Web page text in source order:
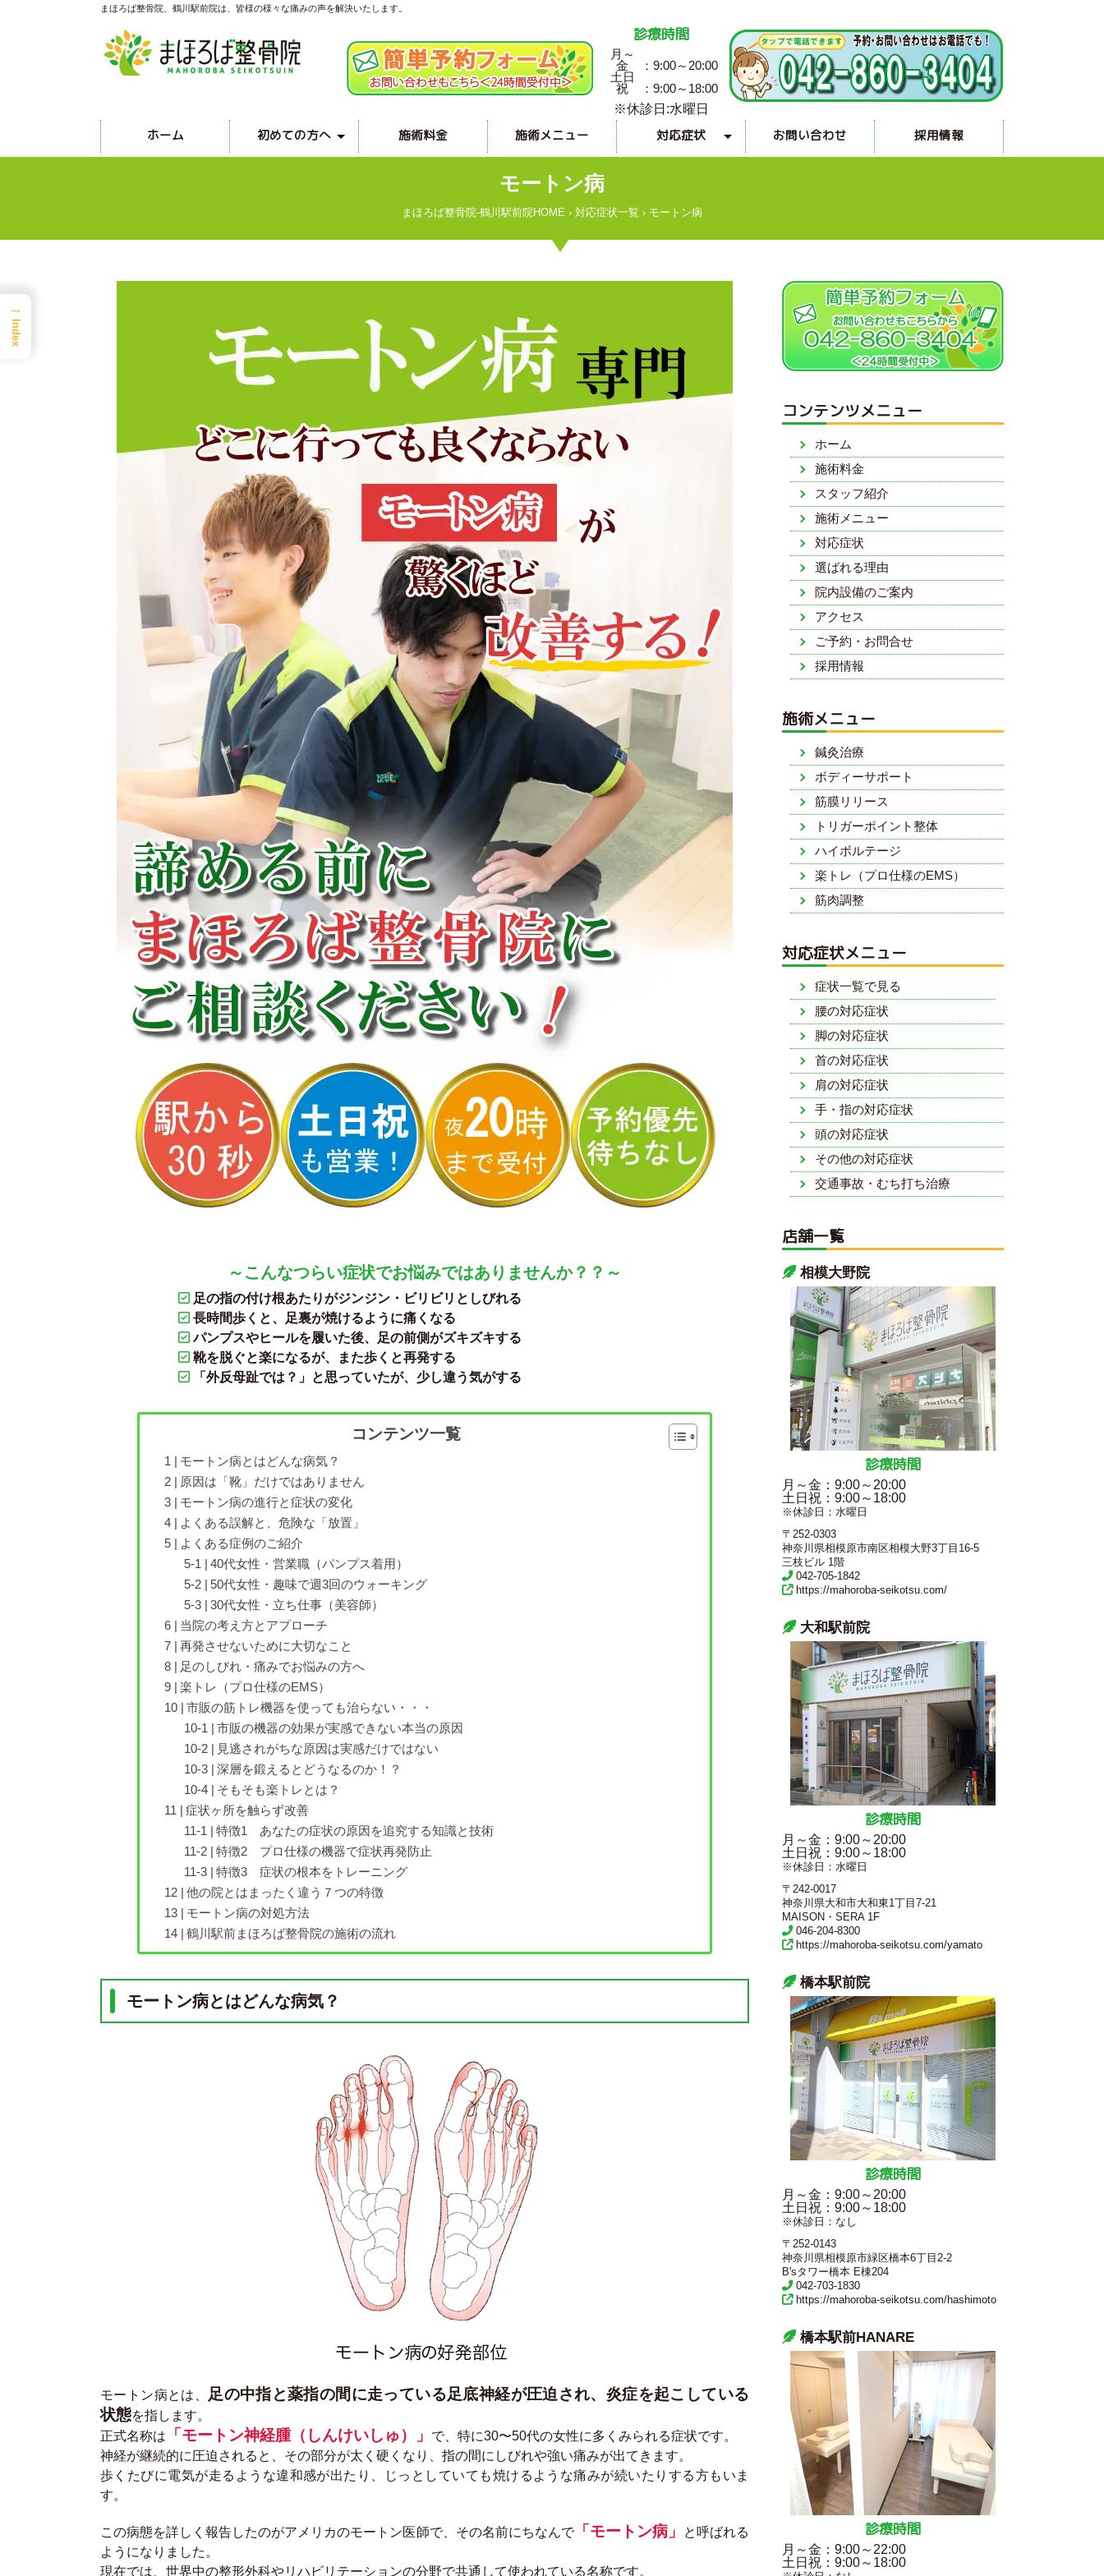
まほろば整骨院、鶴川駅前院は、皆様の様々な痛みの声を解決いたします。
診療時間
月～
金
：9:00～20:00
土日
祝
：9:00～18:00
※休診日:水曜日
ホーム
初めての方へ
施術料金 施術メニュー
対応症状
お問い合わせ 採用情報
モートン病
まほろば整骨院-鶴川駅前院HOME › 対応症状一覧 › モートン病
コンテンツメニュー
ホーム
施術料金
スタッフ紹介
施術メニュー
対応症状
選ばれる理由
院内設備のご案内
アクセス
ご予約・お問合せ
採用情報
施術メニュー
鍼灸治療
ボディーサポート
筋膜リリース
トリガーポイント整体
ハイボルテージ
楽トレ（プロ仕様のEMS）
筋肉調整
対応症状メニュー
症状一覧で見る
腰の対応症状
脚の対応症状
首の対応症状
肩の対応症状
手・指の対応症状
頭の対応症状
その他の対応症状
交通事故・むち打ち治療
店舗一覧
相模大野院
診療時間
月～金 ：9:00～20:00
土日祝 ：9:00～18:00
※休診日：水曜日
〒252-0303
神奈川県相模原市南区相模大野3丁目16-5
三枝ビル 1階
042-705-1842
https://mahoroba-seikotsu.com/
大和駅前院
診療時間
月～金 ：9:00～20:00
土日祝 ：9:00～18:00
※休診日：水曜日
〒242-0017
神奈川県大和市大和東1丁目7-21
MAISON・SERA 1F
046-204-8300
https://mahoroba-seikotsu.com/yamato
橋本駅前院
診療時間
月～金 ：9:00～20:00
土日祝 ：9:00～18:00
※休診日：なし
〒252-0143
神奈川県相模原市緑区橋本6丁目2-2
B'sタワー橋本 E棟204
042-703-1830
https://mahoroba-seikotsu.com/hashimoto
橋本駅前HANARE
診療時間
月～金 ：9:00～22:00
土日祝 ：9:00～18:00
～こんなつらい症状でお悩みではありませんか？？～
足の指の付け根あたりがジンジン・ビリビリとしびれる
長時間歩くと、足裏が焼けるように痛くなる
パンプスやヒールを履いた後、足の前側がズキズキする
靴を脱ぐと楽になるが、また歩くと再発する
「外反母趾では？」と思っていたが、少し違う気がする
コンテンツ一覧
モートン病とはどんな病気？
原因は「靴」だけではありません
モートン病の進行と症状の変化
よくある誤解と、危険な「放置」
よくある症例のご紹介
40代女性・営業職（パンプス着用）
50代女性・趣味で週3回のウォーキング
30代女性・立ち仕事（美容師）
当院の考え方とアプローチ
再発させないために大切なこと
足のしびれ・痛みでお悩みの方へ
楽トレ（プロ仕様のEMS）
市販の筋トレ機器を使っても治らない・・・
市販の機器の効果が実感できない本当の原因
見逃されがちな原因は実感だけではない
深層を鍛えるとどうなるのか！？
そもそも楽トレとは？
症状ヶ所を触らず改善
特徴1 あなたの症状の原因を追究する知識と技術
特徴2 プロ仕様の機器で症状再発防止
特徴3 症状の根本をトレーニング
他の院とはまったく違う７つの特徴
モートン病の対処方法
鶴川駅前まほろば整骨院の施術の流れ
モートン病とはどんな病気？
モートン病とは、
足の中指と薬指の間に走っている足底神経が圧迫され、炎症を起こしている
状態を指します。
正式名称は
「モートン神経腫（しんけいしゅ）」
で、特に30〜50代の女性に多くみられる症状です。
神経が継続的に圧迫されると、その部分が太く硬くなり、指の間にしびれや強い痛みが出てきます。
歩くたびに電気が走るような違和感が出たり、じっとしていても焼けるような痛みが続いたりする方もいま
す。
この病態を詳しく報告したのがアメリカのモートン医師で、その名前にちなんで「モートン病」
と呼ばれる
ようになりました。
現在では、世界中の整形外科やリハビリテーションの分野で共通して使われている名称です。
→
Index